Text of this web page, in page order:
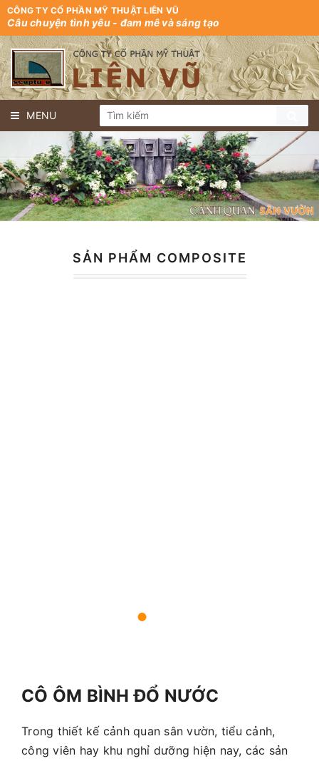
CÔNG TY CỔ PHẦN MỸ THUẬT LIÊN VŨ
Câu chuyện tình yêu - đam mê và sáng tạo
MENU
SẢN PHẨM COMPOSITE
CÔ ÔM BÌNH ĐỔ NƯỚC
Trong thiết kế cảnh quan sân vườn, tiểu cảnh,
công viên hay khu nghỉ dưỡng hiện nay, các sản